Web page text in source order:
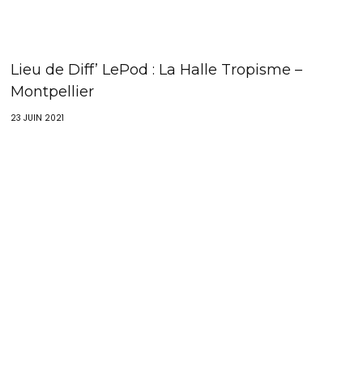
Lieu de Diff’ LePod : La Halle Tropisme –
Montpellier
23 JUIN 2021